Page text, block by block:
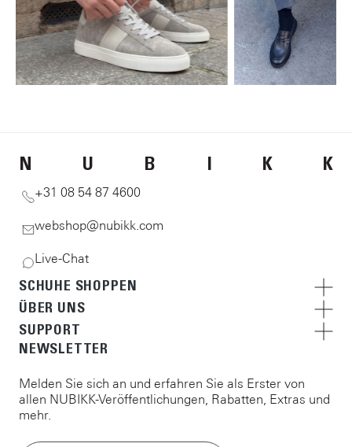
N U B I K K
+31 08 54 87 4600
webshop@nubikk.com
Live-Chat
SCHUHE SHOPPEN
ÜBER UNS
SUPPORT
NEWSLETTER
Melden Sie sich an und erfahren Sie als Erster von
allen NUBIKK-Veröffentlichungen, Rabatten, Extras und
mehr.